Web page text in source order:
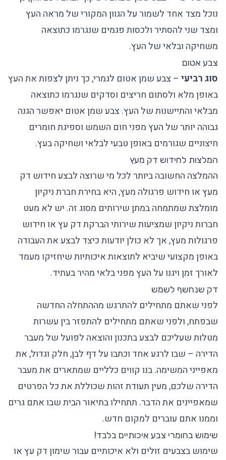
נוכל מצד אחד לשמור על הגוון המקורי של מראה העץ
ומצד שני להסתיר ולכסות פגמים שנגרמו כתוצאה
משחיקה ובלאי של העץ.
צבע אטום
סוג רביעי – צבע שמן אטום לגמרי, כך ניתן לצפות את העץ
באופן מלא ולסתום חריצים וסדקים שנגרמו כתוצאה
מבלאי והתיישנות של העץ. צבע שמן אטום יאפשר הגנה
גבוהה יותר של העץ מפני חום השמש וספיגת חומרים
חיצוניים שגורמים באופן טבעי לבלאי ושחיקה בעץ.
המלצות לחידוש דק מעץ
ההמלצה החשובה ביותר לכל מי שרוצה לבצע חידוש דק
מעץ או חידוש פרגולה מעץ, היא בחירת חברת ניקיון
מומלצת שמתמחה במתן שירותים מסוג זה. יש לא מעט
חברות ניקיוןשמציעות שירותי הברקת דק עץ או חידוש
פרגולות מעץ, אך לא כולן יודעות כיצד לבצע את העבודה
באופן מקצועי שיביא לתוצאות איכותיות שיחזיקו מעמד
לאורך זמן ויגנו על העץ מפני בלאי מהיר בעתיד.
דק שנחשף לשמש
לפני שאתם מתחילים להתרגש מההתחלה החדשה
שבפתח, ולפני שאתם מתחילים להתפזר בין עשרות
מטלות שעליכם לבצע בתכנון והוצאה לפועל של מעבר
הדירה – שבו לרגע אחד וכתבו על דף לבן, חלק וגדול, את
מאפייני המשימה. בנו קווים כלליים שמתארים את מעבר
הדירה שלכם, מעין תעודת זהות שכוללת את כל הפרטים
שמאפיינים את הדבר. תתחילו בתיאור הבית שבו אתם גרים
וממנו אתם עוברים למקום חדש.
שימוש בחומרי צבע איכותיים בלבד!
שימוש בצבעים זולים ולא איכותיים עבור שימון דק עץ או